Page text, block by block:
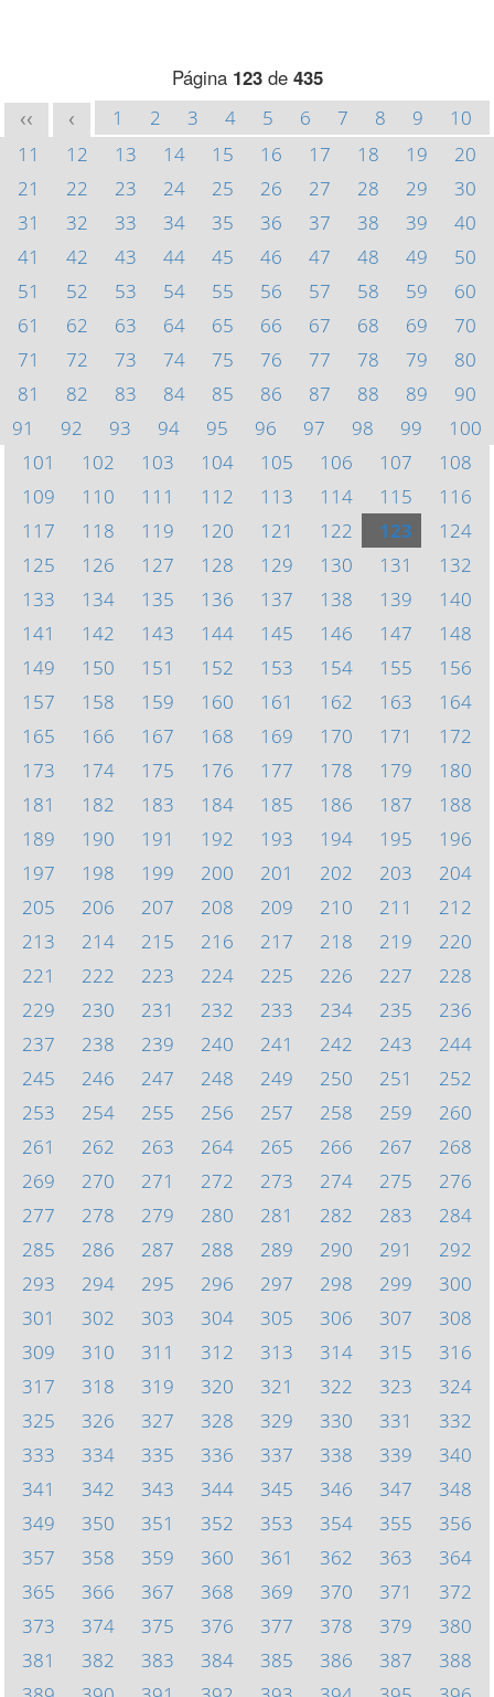
Página 123de 435
<< < 1 2 3 4 5 6 7 8 9
10
11
12 13 14 15 16 17 18 19
20
21
22 23 24 25 26 27 28 29
30
31
32 33 34 35 36 37 38 39
40
41
42 43 44 45 46 47 48 49
50
51
52 53 54 55 56 57 58 59
60
61
62 63 64 65 66 67 68 69
70
71
72 73 74 75 76 77 78 79
80
81
82 83 84 85 86 87 88 89
90
91
92 93 94 95 96 97 98 99
100
101
102 103 104 105 106 107
108
109
110 111 112 113 114 115
116
117
118 119 120 121 122 123
124
125
126 127 128 129 130 131
132
133
134 135 136 137 138 139
140
141
142 143 144 145 146 147
148
149
150 151 152 153 154 155
156
157
158 159 160 161 162 163
164
165
166 167 168 169 170 171
172
173
174 175 176 177 178 179
180
181
182 183 184 185 186 187
188
189
190 191 192 193 194 195
196
197
198 199 200 201 202 203
204
205
206 207 208 209 210 211
212
213
214 215 216 217 218 219
220
221
222 223 224 225 226 227
228
229
230 231 232 233 234 235
236
237
238 239 240 241 242 243
244
245
246 247 248 249 250 251
252
253
254 255 256 257 258 259
260
261
262 263 264 265 266 267
268
269
270 271 272 273 274 275
276
277
278 279 280 281 282 283
284
285
286 287 288 289 290 291
292
293
294 295 296 297 298 299
300
301
302 303 304 305 306 307
308
309
310 311 312 313 314 315
316
317
318 319 320 321 322 323
324
325
326 327 328 329 330 331
332
333
334 335 336 337 338 339
340
341
342 343 344 345 346 347
348
349
350 351 352 353 354 355
356
357
358 359 360 361 362 363
364
365
366 367 368 369 370 371
372
373
374 375 376 377 378 379
380
381
382 383 384 385 386 387
388